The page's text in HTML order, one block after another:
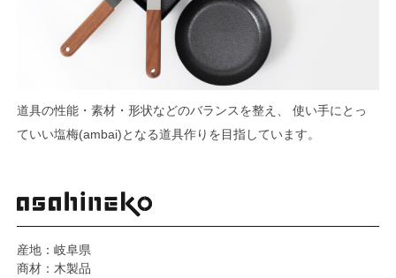
道具の性能・素材・形状などのバランスを整え、 使い手にとっ
ていい塩梅(ambai)となる道具作りを目指しています。
産地：岐阜県
商材：木製品